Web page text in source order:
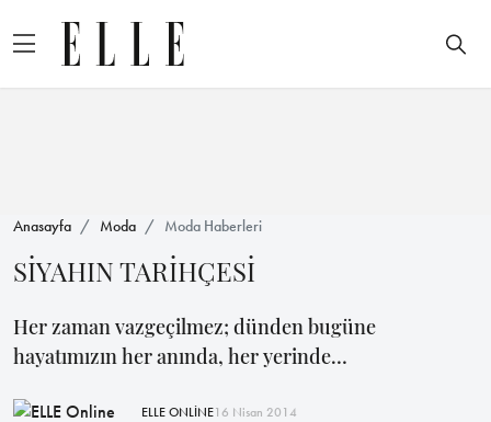
Anasayfa Moda Moda Haberleri
SİYAHIN TARİHÇESİ
Her zaman vazgeçilmez; dünden bugüne
hayatımızın her anında, her yerinde…
ELLE ONLİNE16 Nisan 2014